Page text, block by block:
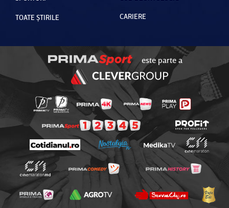
TOATE ȘTIRILE CARIERE
este parte a